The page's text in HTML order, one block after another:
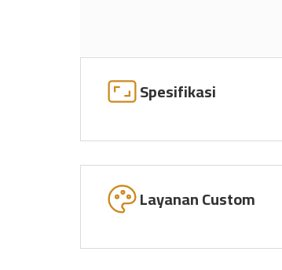
Spesifikasi
Layanan Custom